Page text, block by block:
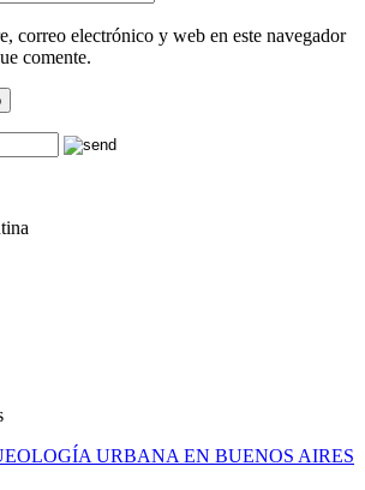
correo electrónico y web en este navegador
comente.
URBANA EN BUENOS AIRES